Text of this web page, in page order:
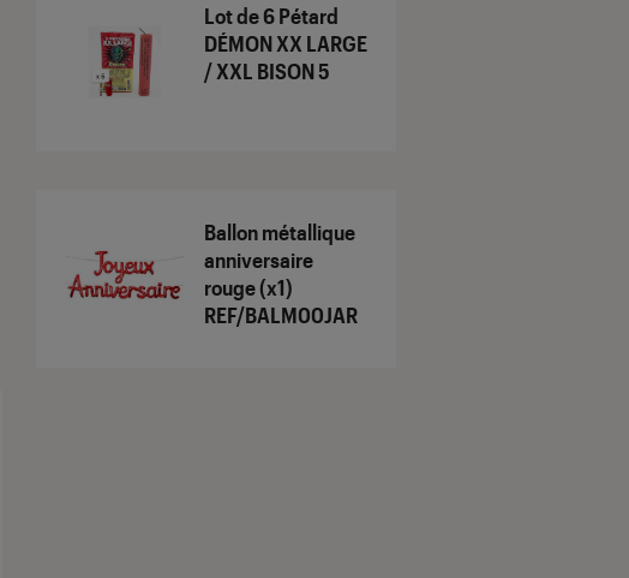
Lot de 6 Pétard
DÉMON XX LARGE
/ XXL BISON 5
Ballon métallique
anniversaire
rouge (x1)
REF/BALM00JAR